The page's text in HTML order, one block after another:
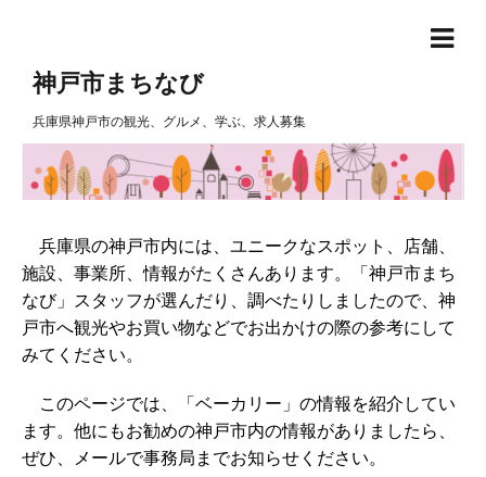
神戸市まちなび
兵庫県神戸市の観光、グルメ、学ぶ、求人募集
兵庫県の神戸市内には、ユニークなスポット、店舗、
施設、事業所、情報がたくさんあります。「神戸市まち
なび」スタッフが選んだり、調べたりしましたので、神
戸市へ観光やお買い物などでお出かけの際の参考にして
みてください。
このページでは、「ベーカリー」の情報を紹介してい
ます。他にもお勧めの神戸市内の情報がありましたら、
ぜひ、メールで事務局までお知らせください。